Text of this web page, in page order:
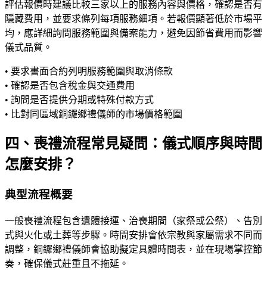
評估報價時建議比較三家以上的服務內容與價格，確認是否有
隱藏費用，並要求條列每項服務細項。若報價顯著低於市場平
均，應詳細詢問服務範圍與備案能力，避免因節省費用而影響
儀式品質。
• 要求書面合約列明服務範圍與取消條款
• 確認是否包含稅金與交通費用
• 詢問是否提供分期或特殊付款方式
• 比對同區域銅鑼鄉禮儀師的市場價格範圍
四、喪禮流程常見疑問：儀式順序與時間
怎麼安排？
典型流程概要
一般喪禮流程包含遺體接運、治喪期間（家祭或公祭）、告別
式與火化或土葬等步驟。時間安排會依宗教與家屬需求不同而
調整，銅鑼鄉禮儀師會協助擬定具體時間表，並在現場掌控節
奏，確保儀式莊重且不拖延。